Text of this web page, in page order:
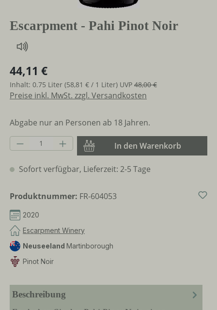
Escarpment - Pahi Pinot Noir
44,11 €
Inhalt: 0.75 Liter (58,81 € / 1 Liter) UVP 48,00 €
Preise inkl. MwSt. zzgl. Versandkosten
Abgabe nur an Personen ab 18 Jahren.
Produkt Anzahl: Gib den gewünschten
In den Warenkorb
Sofort verfügbar, Lieferzeit: 2-5 Tage
Produktnummer: FR-604053
2020
Escarpment Winery
Neuseeland Martinborough
Pinot Noir
Beschreibung